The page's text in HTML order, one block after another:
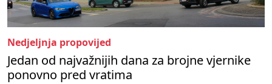
Nedjeljnja propovijed
Jedan od najvažnijih dana za brojne vjernike
ponovno pred vratima